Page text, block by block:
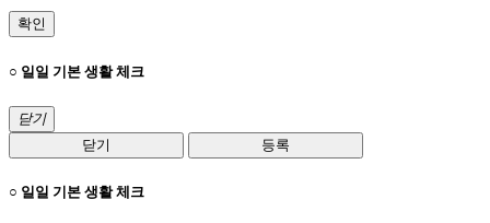
확인
○ 일일 기본 생활 체크
닫기
닫기
등록
○ 일일 기본 생활 체크